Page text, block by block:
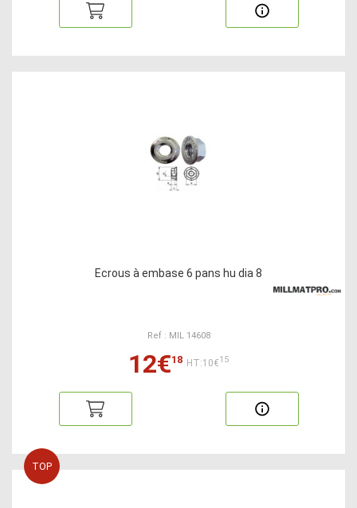
Ecrous à embase 6 pans hu dia 8
Ref : MIL 14608
12€18 HT:10€15
TOP